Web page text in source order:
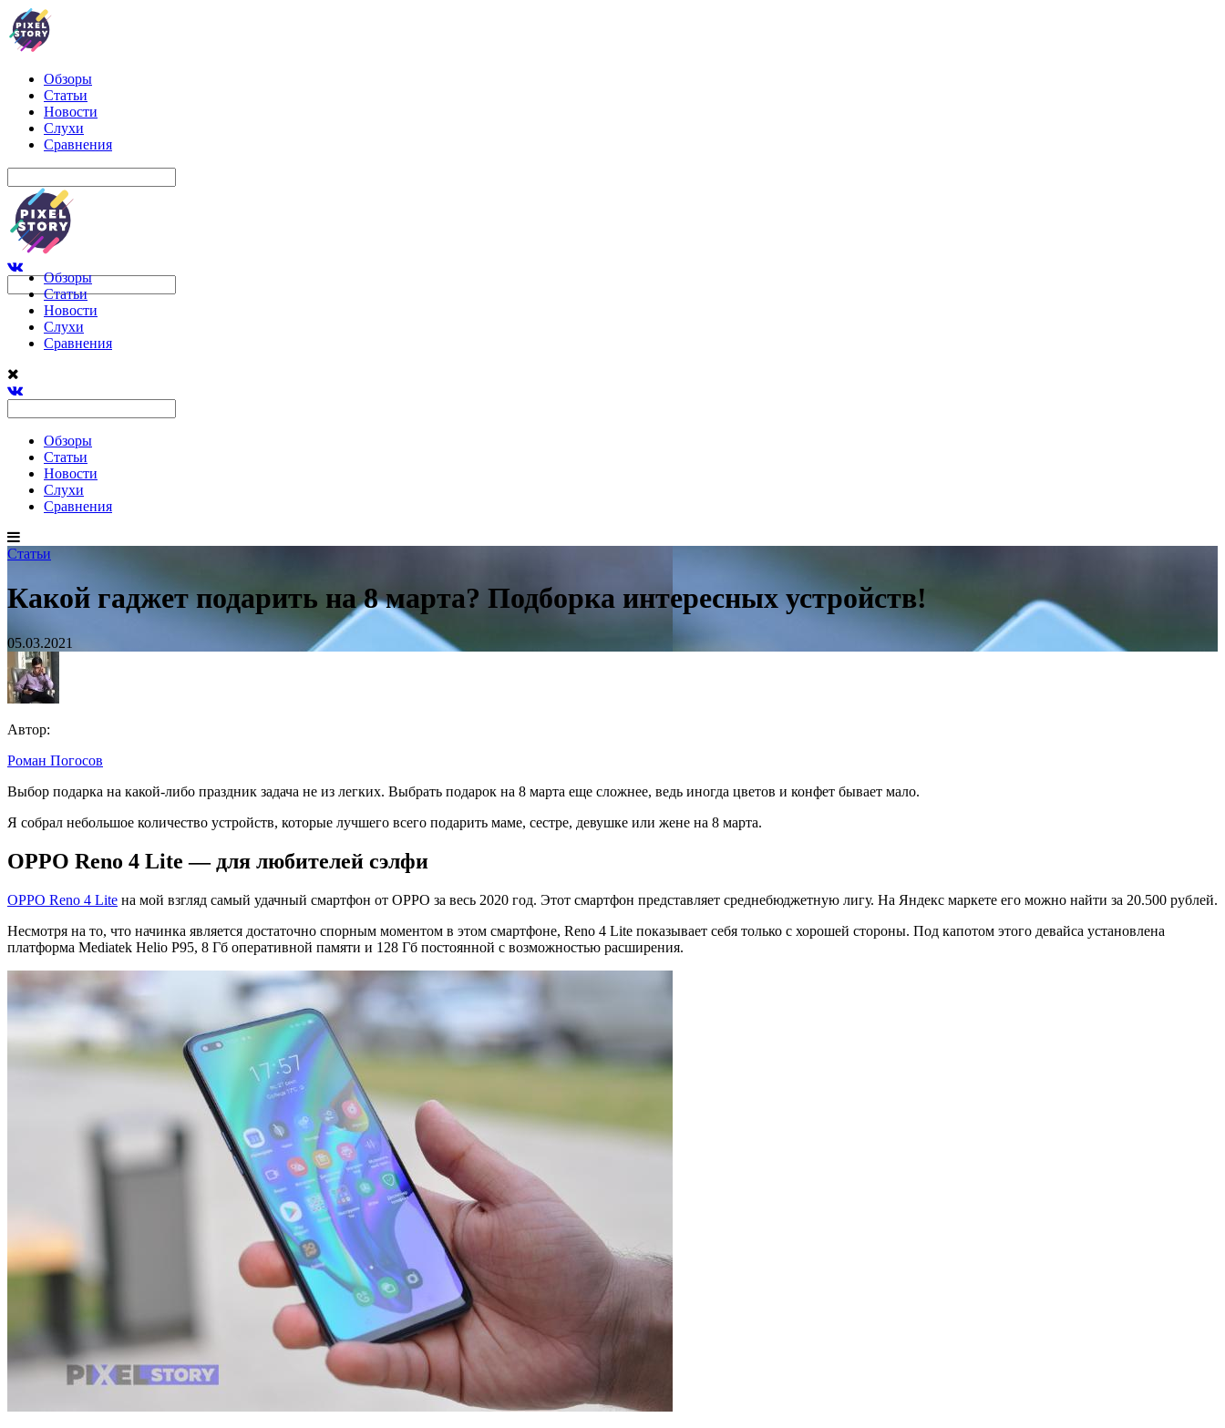
Обзоры
Статьи
Новости
Слухи
Сравнения
Обзоры
Статьи
Новости
Слухи
Сравнения
Обзоры
Статьи
Новости
Слухи
Сравнения
Статьи
Какой гаджет подарить на 8 марта? Подборка интересных устройств!
05.03.2021
Автор:
Роман Погосов
Какой
гаджет
на
8
Подборка
интересных
устройств!
Выбор подарка на какой-либо праздник задача не из легких. Выбрать подарок на 8 марта еще сложнее, ведь иногда цветов и конфет бывает мало.
Я собрал небольшое количество устройств, которые лучшего всего подарить маме, сестре, девушке или жене на 8 марта.
OPPO Reno 4 Lite — для любителей сэлфи
OPPO Reno 4 Lite на мой взгляд самый удачный смартфон от OPPO за весь 2020 год. Этот смартфон представляет среднебюджетную лигу. На Яндекс маркете его можно найти за 20.500 рублей.
Несмотря на то, что начинка является достаточно спорным моментом в этом смартфоне, Reno 4 Lite показывает себя только с хорошей стороны. Под капотом этого девайса установлена
платформа Mediatek Helio P95, 8 Гб оперативной памяти и 128 Гб постоянной с возможностью расширения.